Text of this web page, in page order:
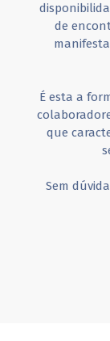
de
É esta a
que
Sem